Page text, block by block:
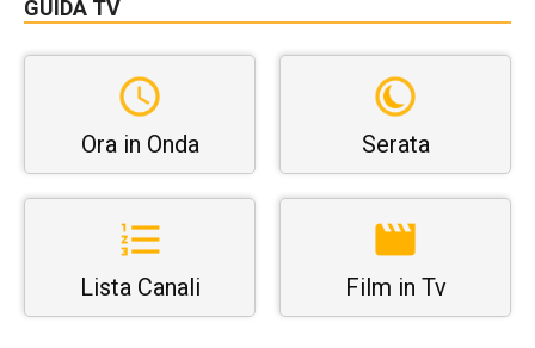
GUIDA TV
Ora in Onda Serata
Lista Canali Film in Tv